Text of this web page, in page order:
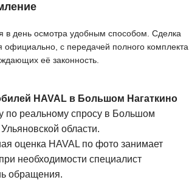
в день осмотра удобным способом. Сделка
официально, с передачей полного комплекта
её законность.
HAVAL в Большом Нагаткино
по реальному спросу в Большом
области.
оценка HAVAL по фото занимает
необходимости специалист
обращения.